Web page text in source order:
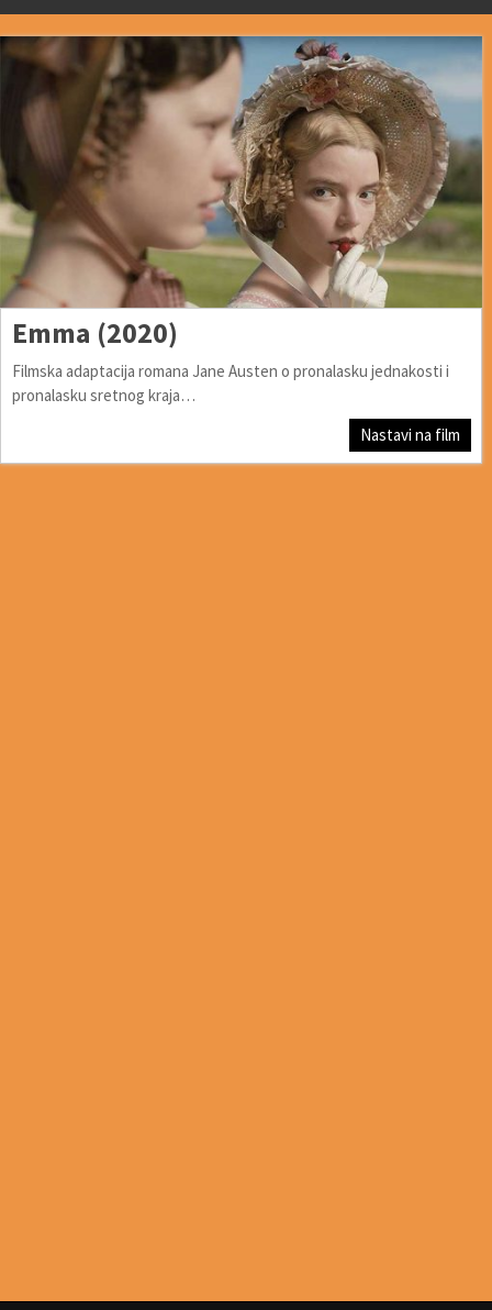
Emma (2020)
Filmska adaptacija romana Jane Austen o pronalasku jednakosti i
pronalasku sretnog kraja…
Nastavi na film